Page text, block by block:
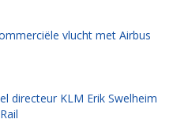
vlucht met Airbus
directeur KLM Erik Swelheim